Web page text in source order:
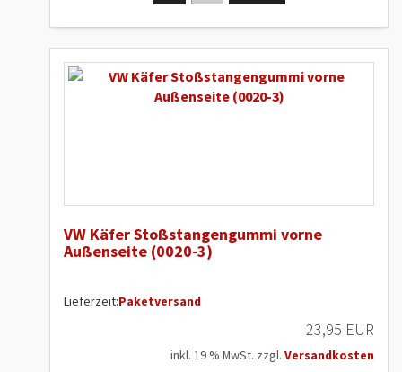
VW Käfer Stoßstangengummi vorne
Außenseite (0020-3)
Lieferzeit:Paketversand
23,95 EUR
inkl. 19 % MwSt. zzgl. Versandkosten